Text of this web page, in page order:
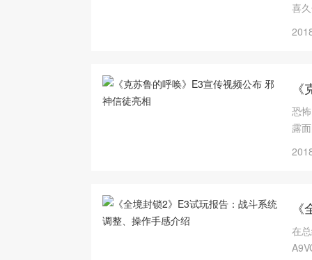
喜
恐
露
在